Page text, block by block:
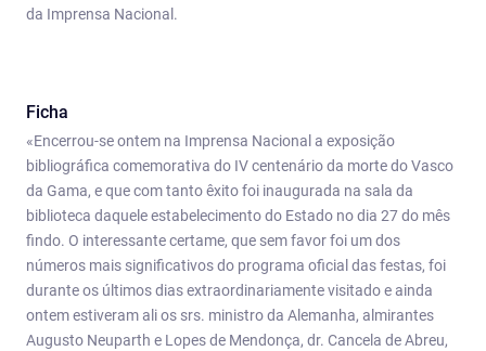
da Imprensa Nacional.
Ficha
«Encerrou-se ontem na Imprensa Nacional a exposição
bibliográfica comemorativa do IV centenário da morte do Vasco
da Gama, e que com tanto êxito foi inaugurada na sala da
biblioteca daquele estabelecimento do Estado no dia 27 do mês
findo. O interessante certame, que sem favor foi um dos
números mais significativos do programa oficial das festas, foi
durante os últimos dias extraordinariamente visitado e ainda
ontem estiveram ali os srs. ministro da Alemanha, almirantes
Augusto Neuparth e Lopes de Mendonça, dr. Cancela de Abreu,